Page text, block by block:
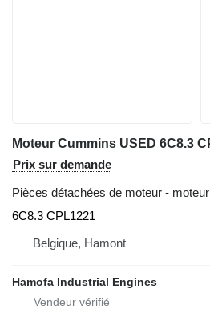
Prix sur demande
Pièces détachées de moteur - moteur
6C8.3 CPL1221
Belgique, Hamont
Hamofa Industrial Engines